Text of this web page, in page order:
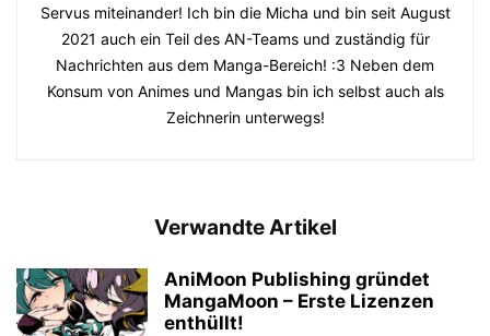
Servus miteinander! Ich bin die Micha und bin seit August
2021 auch ein Teil des AN-Teams und zuständig für
Nachrichten aus dem Manga-Bereich! :3 Neben dem
Konsum von Animes und Mangas bin ich selbst auch als
Zeichnerin unterwegs!
Verwandte Artikel
AniMoon Publishing gründet
MangaMoon – Erste Lizenzen
enthüllt!